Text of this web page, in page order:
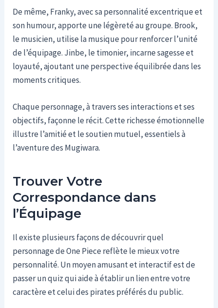
De même, Franky, avec sa personnalité excentrique et
son humour, apporte une légèreté au groupe. Brook,
le musicien, utilise la musique pour renforcer l’unité
de l’équipage. Jinbe, le timonier, incarne sagesse et
loyauté, ajoutant une perspective équilibrée dans les
moments critiques.
Chaque personnage, à travers ses interactions et ses
objectifs, façonne le récit. Cette richesse émotionnelle
illustre l’amitié et le soutien mutuel, essentiels à
l’aventure des Mugiwara.
Trouver Votre
Correspondance dans
l’Équipage
Il existe plusieurs façons de découvrir quel
personnage de One Piece reflète le mieux votre
personnalité. Un moyen amusant et interactif est de
passer un quiz qui aide à établir un lien entre votre
caractère et celui des pirates préférés du public.